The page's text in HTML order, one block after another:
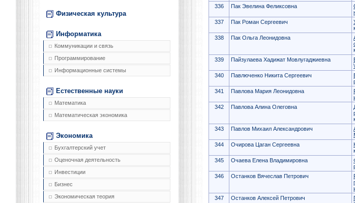
Физическая культура
Информатика
Коммуникации и связь
Программирование
Информационные системы
Естественные науки
Математика
Математическая экономика
Экономика
Бухгалтерский учет
Оценочная деятельность
Инвестиции
Бизнес
Экономическая теория
336
Пак Эвелина Феликсовна
337
Пак Роман Сергеевич
338
Пак Ольга Леонидовна
339
Пайзулаева Хадижат Мовлугаджиевна
340
Павлюченко Никита Сергеевич
341
Павлова Мария Леонидовна
342
Павлова Алина Олеговна
343
Павлов Михаил Александрович
344
Очирова Цаган Сергеевна
345
Очаева Елена Владимировна
346
Останков Вячеслав Петрович
347
Останков Алексей Петрович